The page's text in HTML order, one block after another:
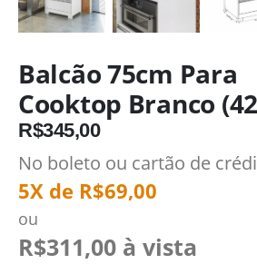
Balcão 75cm Para
Cooktop Branco
R$345,00
No boleto ou cartão de
5X de R$69,00
ou
R$311,00 à vista